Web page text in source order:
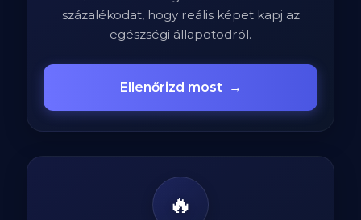
százalékodat, hogy reális képet kapj az
egészségi állapotodról.
Ellenőrizd most →
🔥